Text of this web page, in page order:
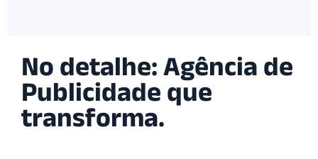
No detalhe: Agência de
Publicidade que
transforma.